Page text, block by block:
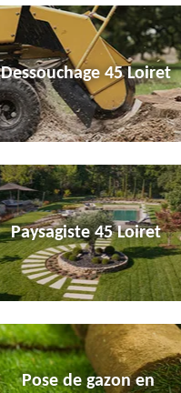
Dessouchage 45 Loiret
Paysagiste 45 Loiret
Pose de gazon en